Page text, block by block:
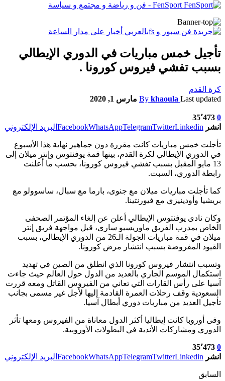
FenSport - فن و رياضة و مجتمع و سياسة
تأجيل خمس مباريات في الدوري الإيطالي
بسبب تفشي فيروس كورونا .
كرة القدم
By khaoula Last updated مارس 1, 2020
0 35٬473
انشر
FacebookWhatsAppTelegramTwitterLinkedin البريد الإلكتروني
تأجلت خمس مباريات كانت مقررة دون جماهير نهاية هذا الأسبوع
في الدوري الإيطالي لكرة القدم، بينها قمة يوفنتوس وإنتر ميلان إلى
13 مايو المقبل بسبب تفشي فيروس كورونا، بحسب ما أعلنت
رابطة الدوري، السبت.
كما تأجلت مباريات ميلان مع جنوى، بارما مع سبال، ساسوولو مع
بريشيا وأودينيزي مع فيورنتينا.
وكان نادى يوفنتوس الإيطالي أعلن عن إلغاء المؤتمر الصحفى
الخاص بمدرب الفريق ماوريسيو سارى، قبل مواجهة فريق إنتر
ميلان في قمة مباريات الجولة الـ26 من الدوري الإيطالي، بسبب
القيود المفروضة بسبب انتشار مرض كورونا.
وتسبب انتشار فيروس كورونا الذي انطلق من الصين في تهديد
استكمال الموسم الجاري بالعديد من الدول حول العالم حيث جاءت
آسيا على رأس القارات التي تعاني من الفيروس القاتل ومعه قررت
السعودية وقف رحلات العمرة القادمة إليها لأجل غير مسمى بجانب
تأجيل العديد من مباريات دوري أبطال آسيا.
وفى أوروبا كانت إيطاليا أكثر الدول معاناة من الفيروس ومعها تأثر
الدوري ومشاركات الأندية في البطولات الأوروبية.
0 35٬473
انشر
FacebookWhatsAppTelegramTwitterLinkedin البريد الإلكتروني
السابق